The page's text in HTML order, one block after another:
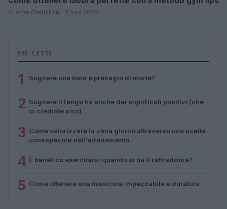
Cristian Castiglioni · 7 Ago 2026
PIÙ LETTI
1 Sognare una bara è presagio di morte?
2 Sognare il fango ha anche dei significati positivi (che
ci crediate o no)
3 Come valorizzare la zona giorno attraverso una scelta
consapevole dell’arredamento
4 È benefico esercitarsi quando si ha il raffreddore?
5 Come ottenere una manicure impeccabile e duratura